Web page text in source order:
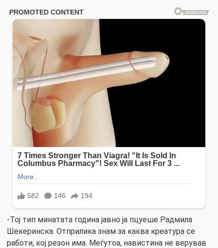
-Тој тип минатата година јавно ја пцуеше Радмила
Шекеринска. Отприлика знам за каква креатура се
работи, кој резон има. Меѓутоа, навистина не верував